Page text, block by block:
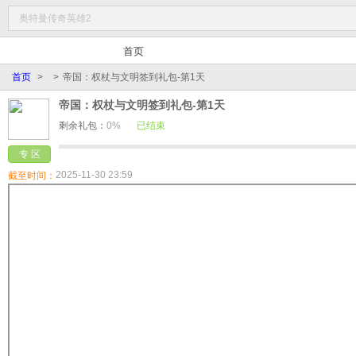
首页
首页 > > 帝国：权杖与文明签到礼包-第1天
专 区
帝国：权杖与文明签到礼包-第1天
剩余礼包： 0% 已结束
截至时间： 2025-11-30 23:59